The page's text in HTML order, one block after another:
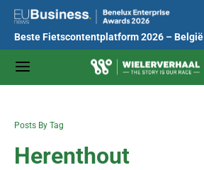
Beste Fietscontentplatform 2026 – België
Posts By Tag
Herenthout